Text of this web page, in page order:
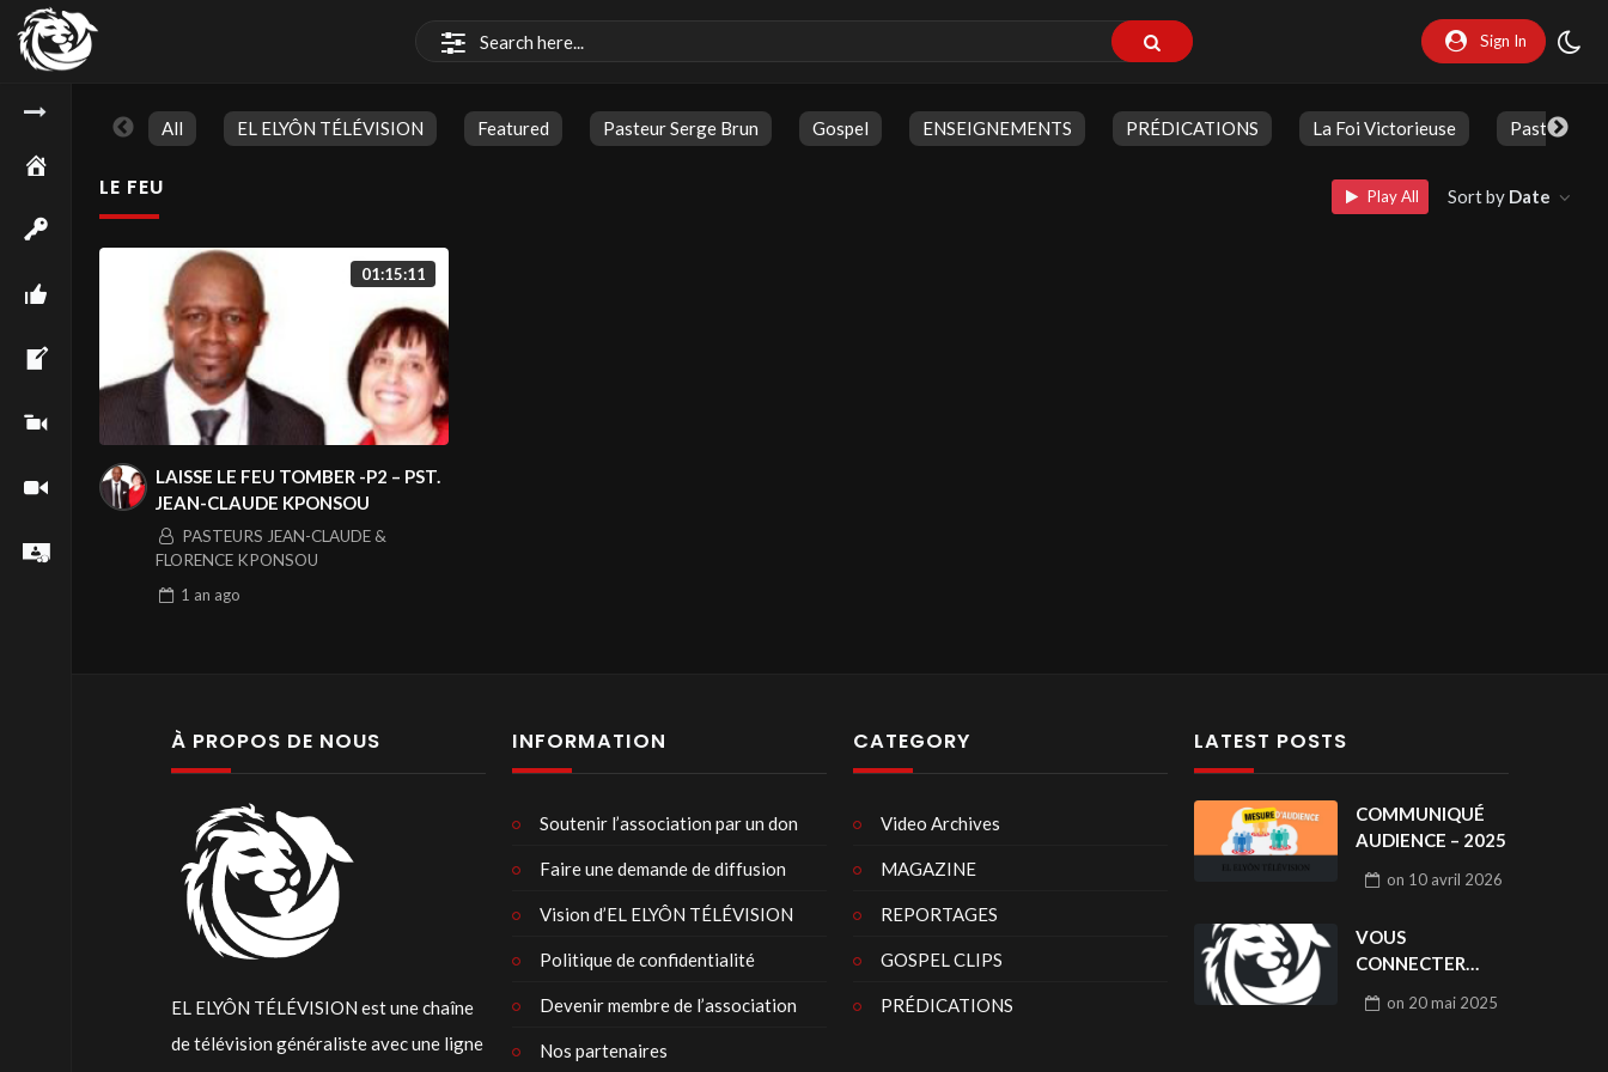
Sign In
All EL ELYÔN TÉLÉVISION Featured Pasteur Serge Brun Gospel ENSEIGNEMENTS PRÉDICATIONS La Foi Victorieuse Pasteur
LE FEU Play All Sort by Date
01:15:11
LAISSE LE FEU TOMBER -P2 – PST.
JEAN-CLAUDE KPONSOU
PASTEURS JEAN-CLAUDE &
FLORENCE KPONSOU
1 an ago
À PROPOS DE NOUS
EL ELYÔN TÉLÉVISION est une chaîne
de télévision généraliste avec une ligne
INFORMATION
Soutenir l’association par un don
Faire une demande de diffusion
Vision d’EL ELYÔN TÉLÉVISION
Politique de confidentialité
Devenir membre de l’association
Nos partenaires
CATEGORY
Video Archives
MAGAZINE
REPORTAGES
GOSPEL CLIPS
PRÉDICATIONS
LATEST POSTS
COMMUNIQUÉ
AUDIENCE – 2025
on 10 avril 2026
VOUS
CONNECTER
IN TO LIKE
on 20 mai 2025